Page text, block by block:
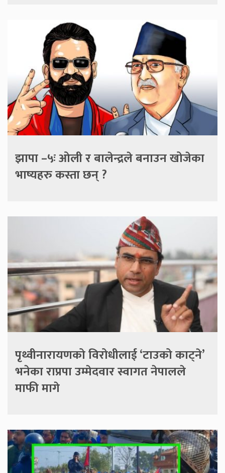
झापा –५ः ओली र बालेन्द्रले बनाउन खोजेका
भाष्यहरु कस्ता छन् ?
पृथ्वीनारायणको विरोधीलाई ‘टाउको काट्ने’
भनेका राप्रपा उम्मेदवार स्वागत नेपालले
माफी मागे